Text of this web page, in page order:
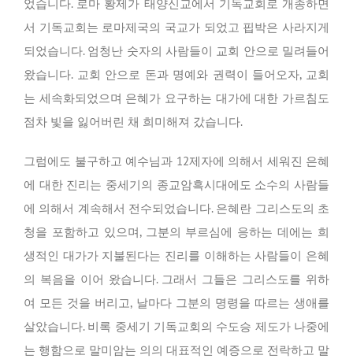
었습니다. 로마 황제가 태양신교에서 기독교회로 개종하면
서 기독교회는 로마제국의 국교가 되었고 핍박은 사라지게
되었습니다. 엄청난 숫자의 사람들이 교회 안으로 밀려들어
왔습니다. 교회 안으로 돈과 명예와 권력이 들어오자, 교회
는 세속화되었으며 은혜가 요구하는 대가에 대한 가르침도
점차 빛을 잃어버린 채 희미해져 갔습니다.
그럼에도 불구하고 예수님과 12제자에 의해서 세워진 은혜
에 대한 진리는 중세기의 종교암흑시대에도 소수의 사람들
에 의해서 계속해서 전수되었습니다. 은혜란 그리스도의 초
청을 포함하고 있으며, 그분의 부르심에 응하는 데에는 희
생적인 대가가 지불된다는 진리를 이해하는 사람들이 은혜
의 복음을 이어 왔습니다. 그래서 그들은 그리스도를 위하
여 모든 것을 버리고, 날마다 그분의 명령을 따르는 생애를
살았습니다. 비록 중세기 기독교회의 수도승 제도가 나중에
는 행함으로 말미암는 의의 대표적인 예증으로 전락하고 말